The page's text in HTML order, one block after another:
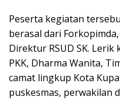
Peserta kegiatan
berasal dari
Direktur RSUD SK.
PKK, Dharma Wanita,
camat lingkup Kota
puskesmas, perwakilan